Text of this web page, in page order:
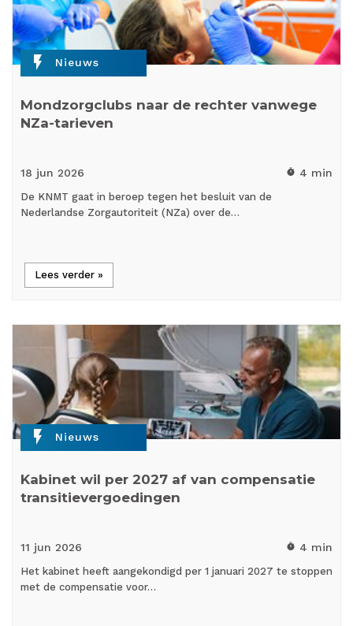
flash_on Nieuws
Mondzorgclubs naar de rechter vanwege
NZa-tarieven
18 jun 2026 timer 4 min
De KNMT gaat in beroep tegen het besluit van de
Nederlandse Zorgautoriteit (NZa) over de…
Lees verder »
flash_on Nieuws
Kabinet wil per 2027 af van compensatie
transitievergoedingen
11 jun 2026 timer 4 min
Het kabinet heeft aangekondigd per 1 januari 2027 te stoppen
met de compensatie voor…